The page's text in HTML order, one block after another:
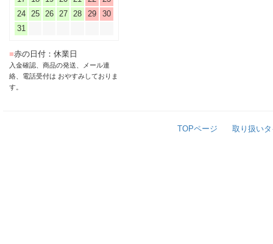
24
25 26 27 28 29
30
31
■赤の日付：休業日
入金確認、商品の発送、メール連
絡、電話受付は おやすみしておりま
す。
TOPページ 取り扱い